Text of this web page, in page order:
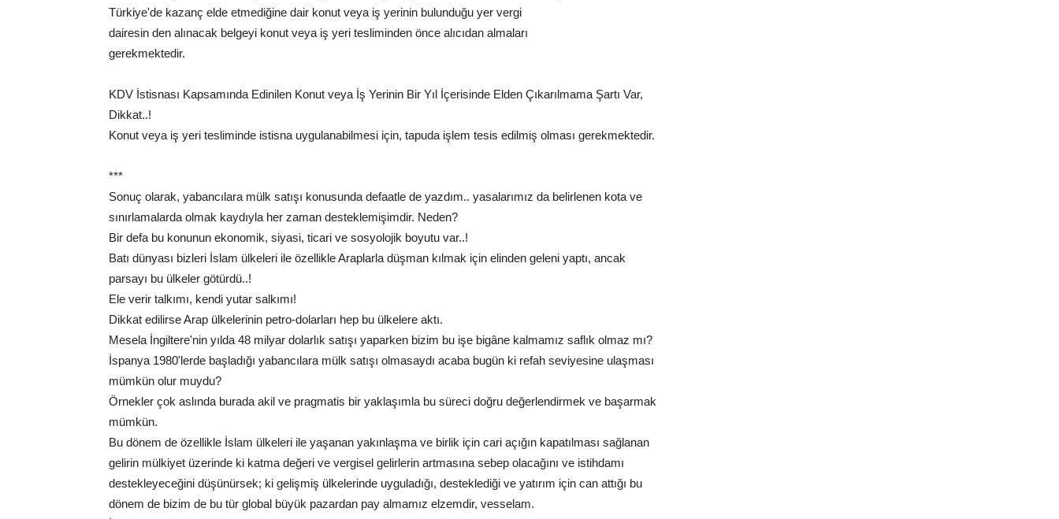
Türkiye'de kazanç elde etmediğine dair konut veya iş yerinin bulunduğu yer vergi
dairesin den alınacak belgeyi konut veya iş yeri tesliminden önce alıcıdan almaları
gerekmektedir.
KDV İstisnası Kapsamında Edinilen Konut veya İş Yerinin Bir Yıl İçerisinde Elden Çıkarılmama Şartı Var,
Dikkat..!
Konut veya iş yeri tesliminde istisna uygulanabilmesi için, tapuda işlem tesis edilmiş olması gerekmektedir.
***
Sonuç olarak, yabancılara mülk satışı konusunda defaatle de yazdım.. yasalarımız da belirlenen kota ve
sınırlamalarda olmak kaydıyla her zaman desteklemişimdir. Neden?
Bir defa bu konunun ekonomik, siyasi, ticari ve sosyolojik boyutu var..!
Batı dünyası bizleri İslam ülkeleri ile özellikle Araplarla düşman kılmak için elinden geleni yaptı, ancak
parsayı bu ülkeler götürdü..!
Ele verir talkımı, kendi yutar salkımı!
Dikkat edilirse Arap ülkelerinin petro-dolarları hep bu ülkelere aktı.
Mesela İngiltere'nin yılda 48 milyar dolarlık satışı yaparken bizim bu işe bigâne kalmamız saflık olmaz mı?
İspanya 1980'lerde başladığı yabancılara mülk satışı olmasaydı acaba bugün ki refah seviyesine ulaşması
mümkün olur muydu?
Örnekler çok aslında burada akil ve pragmatis bir yaklaşımla bu süreci doğru değerlendirmek ve başarmak
mümkün.
Bu dönem de özellikle İslam ülkeleri ile yaşanan yakınlaşma ve birlik için cari açığın kapatılması sağlanan
gelirin mülkiyet üzerinde ki katma değeri ve vergisel gelirlerin artmasına sebep olacağını ve istihdamı
destekleyeceğini düşünürsek; ki gelişmiş ülkelerinde uyguladığı, desteklediği ve yatırım için can attığı bu
dönem de bizim de bu tür global büyük pazardan pay almamız elzemdir, vesselam.